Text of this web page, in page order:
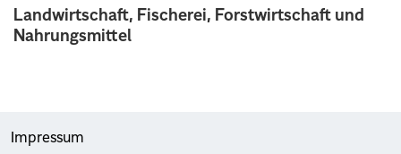
Landwirtschaft, Fischerei, Forstwirtschaft und
Nahrungsmittel
Impressum